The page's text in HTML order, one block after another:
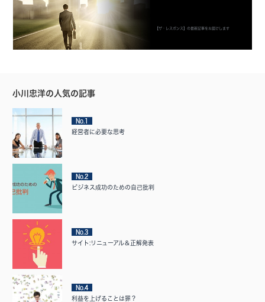
【ザ・レスポンス】の最新記事をお届けします
小川忠洋の人気の記事
No.1
経営者に必要な思考
No.2
ビジネス成功のための自己批判
No.3
サイト:リニューアル＆正解発表
No.4
利益を上げることは罪？